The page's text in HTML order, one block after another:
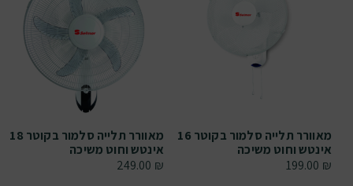
מאוורר תלייה סלמור בקוטר 16
אינטש וחוט משיכה
199.00 ₪
מאוורר תלייה סלמור בקוטר 18
אינטש וחוט משיכה
249.00 ₪